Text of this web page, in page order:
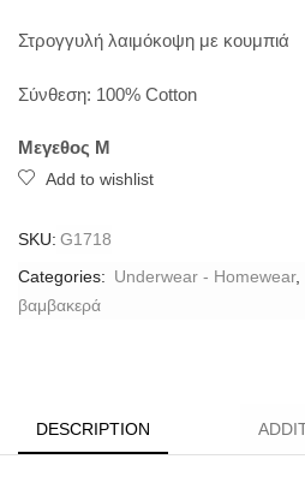
Στρογγυλή λαιμόκοψη με κουμπιά
Σύνθεση: 100% Cotton
Μεγεθος M
Add to wishlist
SKU: G1718
Categories: Underwear - Homewear,
βαμβακερά
DESCRIPTION